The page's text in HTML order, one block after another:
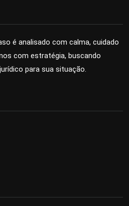
é analisado com calma, cuidado
com estratégia, buscando
para sua situação.